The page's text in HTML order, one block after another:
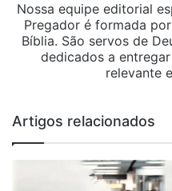
Nossa equipe editorial
Pregador é formada
Bíblia. São servos de
dedicados a
relevante
Artigos relacionados